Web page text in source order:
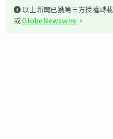
以上新聞已獲第三方授權轉
或GlobeNewswire 。